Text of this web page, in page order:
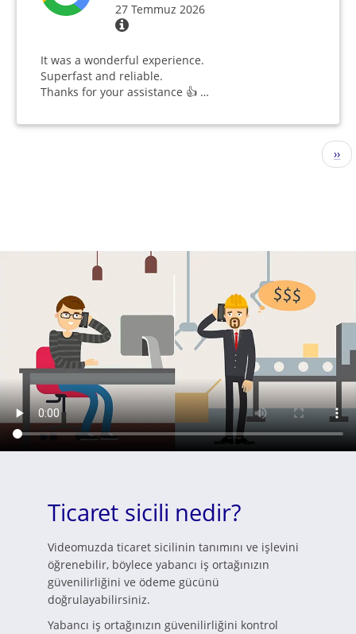
27 Temmuz 2026
It was a wonderful experience.
Superfast and reliable.
Thanks for your assistance 👍 …
››
Ticaret sicili nedir?
Videomuzda ticaret sicilinin tanımını ve işlevini
öğrenebilir, böylece yabancı iş ortağınızın
güvenilirliğini ve ödeme gücünü
doğrulayabilirsiniz.
Yabancı iş ortağınızın güvenilirliğini kontrol